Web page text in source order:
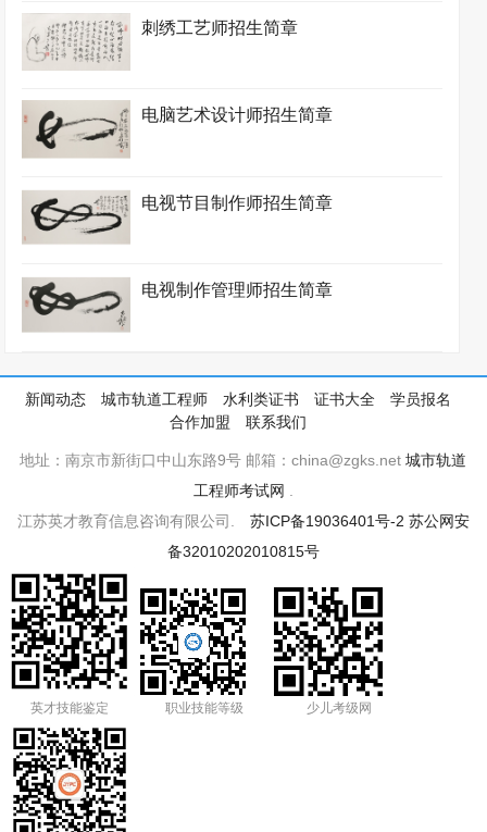
刺绣工艺师招生简章
电脑艺术设计师招生简章
电视节目制作师招生简章
电视制作管理师招生简章
新闻动态 城市轨道工程师 水利类证书 证书大全
学员报名
合作加盟
联系我们
地址：南京市新街口中山东路9号 邮箱：china@zgks.net城市轨道
工程师考试网
江苏英才教育信息咨询有限公司. 苏ICP备19036401号-2 苏公网安
备32010202010815号
英才技能鉴定 职业技能等级 少儿考级网